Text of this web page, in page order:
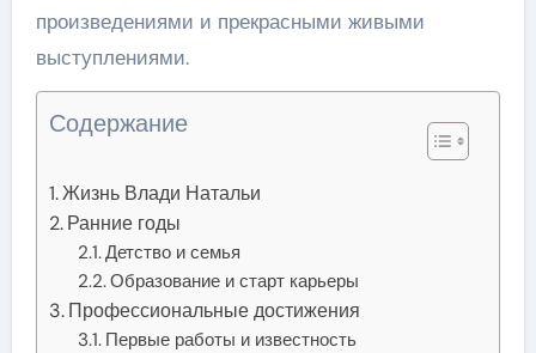
произведениями и прекрасными живыми
выступлениями.
Содержание
Жизнь Влади Натальи
Ранние годы
Детство и семья
Образование и старт карьеры
Профессиональные достижения
Первые работы и известность